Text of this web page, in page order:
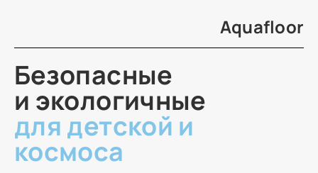
Aquafloor
Безопасные
и экологичные
для детской и
космоса